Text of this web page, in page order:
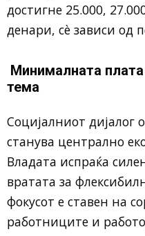
достигне 25.000,
денари, сè зависи од
Минималната
тема
Социјалниот дијалог
станува централно
Владата испраќа
вратата за
фокусот е ставен на
работниците и